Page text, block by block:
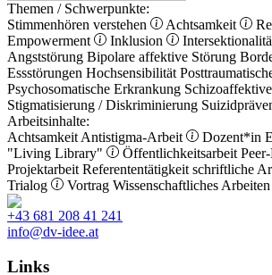
Themen / Schwerpunkte:
Stimmenhören verstehen
Achtsamkeit
Empowerment
Inklusion
Angststörung Bipolare affektive Störung
Essstörungen Hochsensibilität
Psychosomatische Erkrankung
Stigmatisierung / Diskriminierung
Arbeitsinhalte:
Achtsamkeit Antistigma-Arbeit Dozent*in
"Living Library"
Öffentlichkeitsarbeit
Projektarbeit Referententätigkeit schriftliche
Trialog
Vortrag Wissenschaftliches Arbeiten
+43 681 208 41 241
info@dv-idee.at
Links